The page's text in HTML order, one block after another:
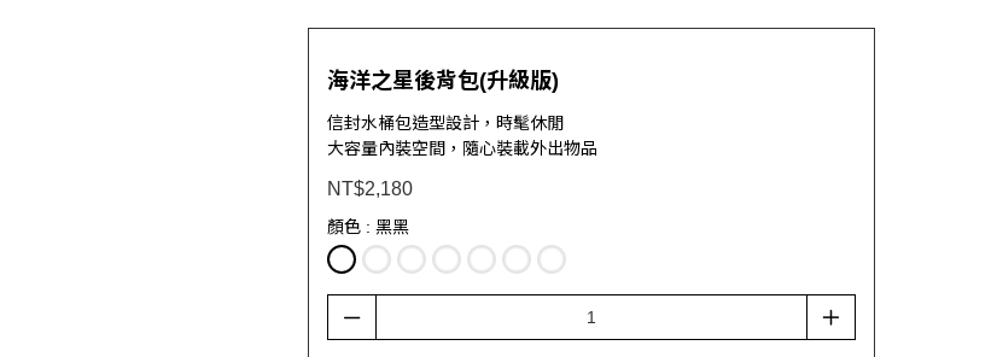
海洋之星後背包(升級版)
信封水桶包造型設計，時髦休閒
大容量內裝空間，隨心裝載外出物品
NT$2,180
顏色 : 黑黑